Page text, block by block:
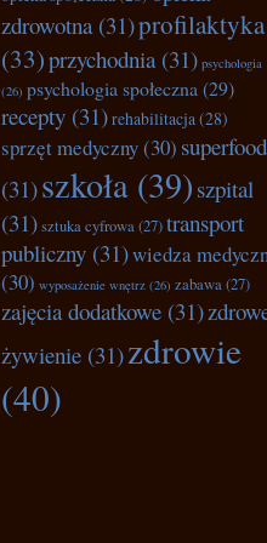
zdrowotna(31)profilaktyka
(33)przychodnia(31) psychologia
(26) psychologia społeczna (29)
recepty (31)rehabilitacja(28)
sprzęt medyczny(30)
(31)szkoła (39) szpital
(31)sztuka cyfrowa(27)transport
publiczny (31)wiedza
(30) wyposażenie wnętrz (26) zabawa(27)
zajęcia dodatkowe (31)
żywienie (31)zdrowie
(40)